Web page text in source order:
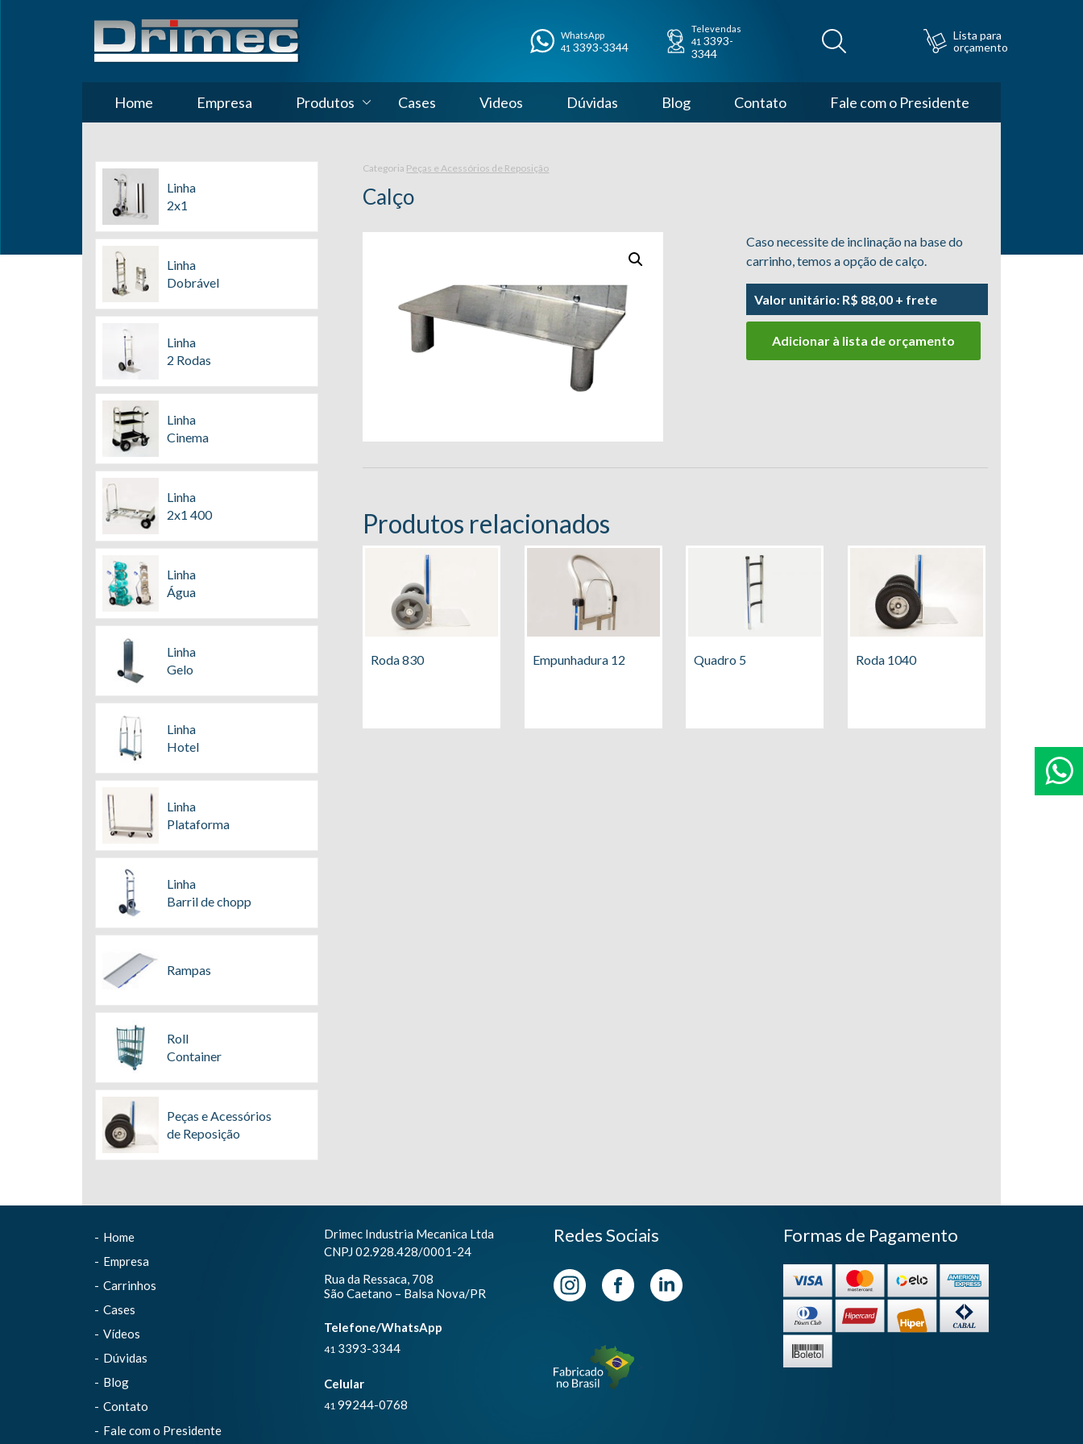
WhatsApp
41 3393-3344
Televendas
41 3393-
3344
Lista para
orçamento
Home Empresa Produtos Cases Videos Dúvidas Blog Contato Fale com o Presidente
Linha
2x1
Linha
Dobrável
Linha
2 Rodas
Linha
Cinema
Linha
2x1 400
Linha
Água
Linha
Gelo
Linha
Hotel
Linha
Plataforma
Linha
Barril de chopp
Rampas
Roll
Container
Peças e Acessórios
de Reposição
Categoria Peças e Acessórios de Reposição
Calço
Caso necessite de inclinação na base do
carrinho, temos a opção de calço.
Valor unitário: R$ 88,00 + frete
Adicionar à lista de orçamento
Produtos relacionados
Roda 830 Empunhadura 12 Quadro 5 Roda 1040
Home
Empresa
Carrinhos
Cases
Vídeos
Dúvidas
Blog
Contato
Fale com o Presidente
Drimec Industria Mecanica Ltda
CNPJ 02.928.428/0001-24
Rua da Ressaca, 708
São Caetano – Balsa Nova/PR
Telefone/WhatsApp
41 3393-3344
Celular
41 99244-0768
Redes Sociais Formas de Pagamento